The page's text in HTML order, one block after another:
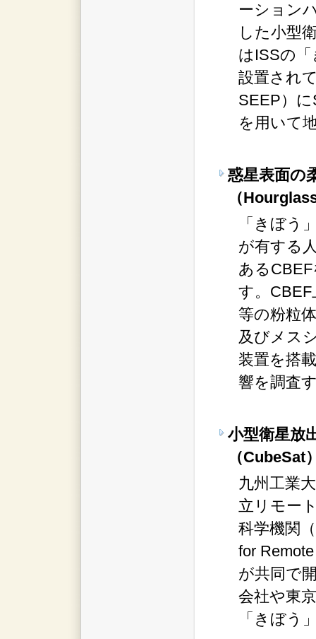
ーション
した小型
はISSの
設置され
SEEP）
を用いて
惑星表面の
（
「きぼう
が有する
ある
す。
等の粉粒
及びメス
装置を搭
響を調査
小型衛星放
（CubeSat
九州工業
立リモー
科学機関
for
が共同で
会社や東
「きぼう